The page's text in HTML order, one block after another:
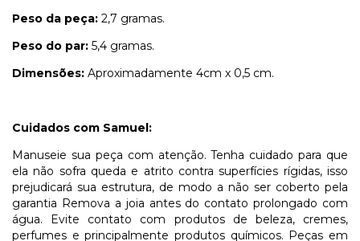
Peso da peça: 2,7 gramas.
Peso do par: 5,4 gramas.
Dimensões: Aproximadamente 4cm x 0,5 cm.
Cuidados com Samuel:
Manuseie sua peça com atenção. Tenha cuidado para que
ela não sofra queda e atrito contra superfícies rígidas, isso
prejudicará sua estrutura, de modo a não ser coberto pela
garantia Remova a joia antes do contato prolongado com
água. Evite contato com produtos de beleza, cremes,
perfumes e principalmente produtos químicos. Peças em